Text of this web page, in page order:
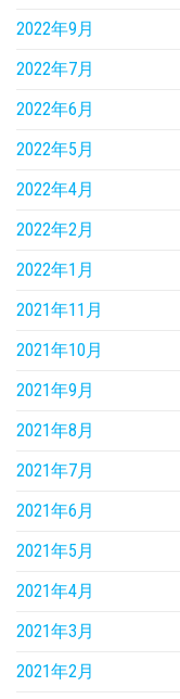
2022年9月
2022年7月
2022年6月
2022年5月
2022年4月
2022年2月
2022年1月
2021年11月
2021年10月
2021年9月
2021年8月
2021年7月
2021年6月
2021年5月
2021年4月
2021年3月
2021年2月